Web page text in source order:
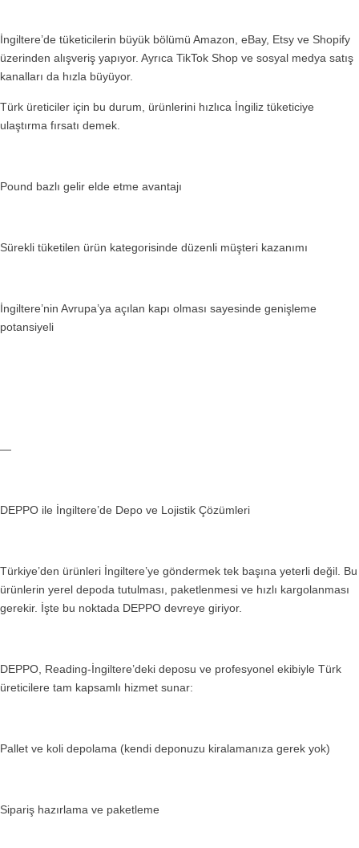
İngiltere’de tüketicilerin büyük bölümü Amazon, eBay, Etsy ve Shopify
üzerinden alışveriş yapıyor. Ayrıca TikTok Shop ve sosyal medya satış
kanalları da hızla büyüyor.
Türk üreticiler için bu durum, ürünlerini hızlıca İngiliz tüketiciye
ulaştırma fırsatı demek.
Pound bazlı gelir elde etme avantajı
Sürekli tüketilen ürün kategorisinde düzenli müşteri kazanımı
İngiltere’nin Avrupa’ya açılan kapı olması sayesinde genişleme
potansiyeli
—
DEPPO ile İngiltere’de Depo ve Lojistik Çözümleri
Türkiye’den ürünleri İngiltere’ye göndermek tek başına yeterli değil. Bu
ürünlerin yerel depoda tutulması, paketlenmesi ve hızlı kargolanması
gerekir. İşte bu noktada DEPPO devreye giriyor.
DEPPO, Reading-İngiltere’deki deposu ve profesyonel ekibiyle Türk
üreticilere tam kapsamlı hizmet sunar:
Pallet ve koli depolama (kendi deponuzu kiralamanıza gerek yok)
Sipariş hazırlama ve paketleme